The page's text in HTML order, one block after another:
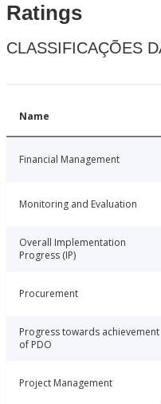
Ratings
CLASSIFICAÇÕES
Name
Financial Management
Monitoring and Evaluation
Overall Implementation
Progress (IP)
Procurement
Progress towards achievement
of PDO
Project Management